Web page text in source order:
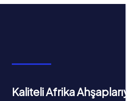
Kaliteli Afrika